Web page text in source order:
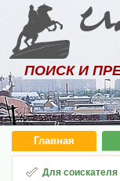
ПОИСК И
Главная
Для соискателя